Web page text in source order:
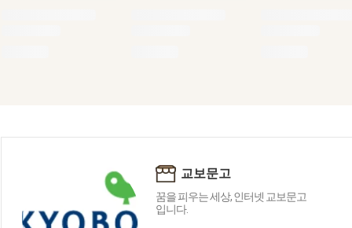
교보문고
꿈을 피우는 세상, 인터넷 교보문고
입니다.